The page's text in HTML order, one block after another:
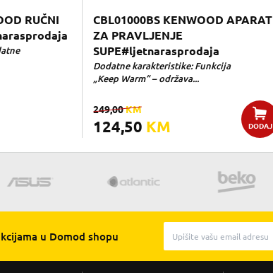
RUČNI
CBL01000BS KENWOOD APARAT
ZA PRAVLJENJE
SUPE#ljetnarasprodaja
Dodatne karakteristike: Funkcija
„Keep Warm“ – održava...
124,50 KM
249,00KM
DODAJ
u Domod shopu